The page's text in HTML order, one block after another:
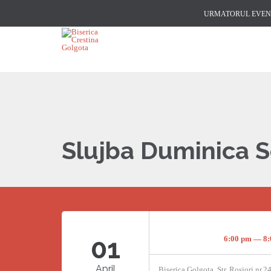
URMATORUL
Slujba Duminica
01 6:00 pm —